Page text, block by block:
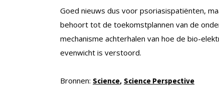
Goed nieuws dus voor psoriasispatiënten,
behoort tot de toekomstplannen van de
mechanisme achterhalen van hoe de bio-
evenwicht is verstoord.
Bronnen: Science, Science Perspective